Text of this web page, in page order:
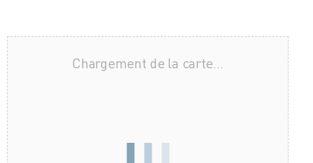
Chargement de la carte…